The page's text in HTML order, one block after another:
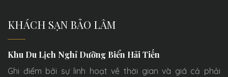
KHÁCH SẠN BẢO LÂM
Khu Du Lịch Nghỉ Dưỡng Biển Hải Tiến
Ghi điểm bởi sự linh hoạt về thời gian và giá cả phải